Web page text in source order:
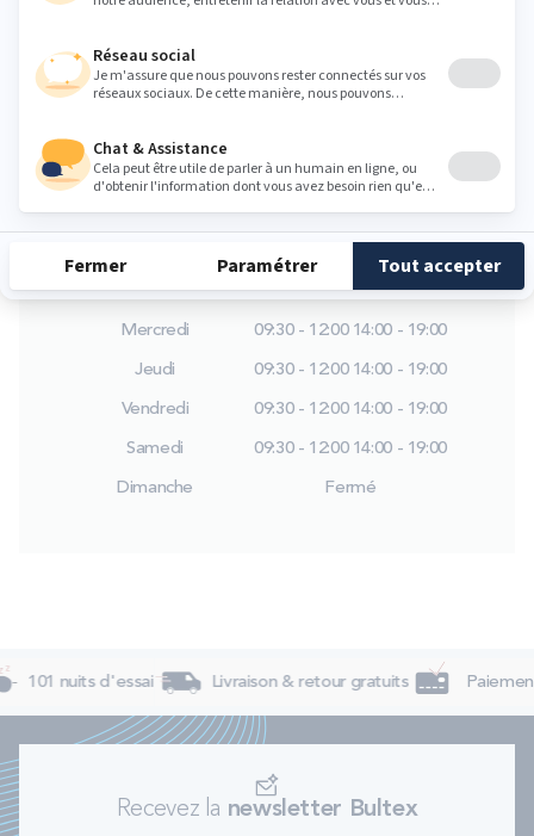
possibilité d'essayer les matelas directement en
les produits avant de les acheter : un bon sommeil
commence par une literie parfaitement choisie !
Heures
Mardi 09:30 - 12:00 14:00 - 19:00
Mercredi 09:30 - 12:00 14:00 - 19:00
Jeudi 09:30 - 12:00 14:00 - 19:00
Vendredi 09:30 - 12:00 14:00 - 19:00
Samedi 09:30 - 12:00 14:00 - 19:00
Dimanche Fermé
101 nuits d'essai Livraison & retour gratuits
Recevez la newsletter Bultex